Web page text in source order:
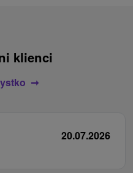
klienci
20.07.2026